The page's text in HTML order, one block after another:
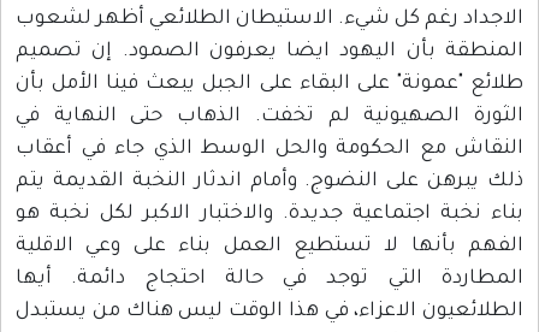
الاجداد رغم كل شيء. الاستيطان الطلائعي أظهر لشعوب
المنطقة بأن اليهود ايضا يعرفون الصمود. إن تصميم
طلائع "عمونة" على البقاء على الجبل يبعث فينا الأمل بأن
الثورة الصهيونية لم تخفت. الذهاب حتى النهاية في
النقاش مع الحكومة والحل الوسط الذي جاء في أعقاب
ذلك يبرهن على النضوج. وأمام اندثار النخبة القديمة يتم
بناء نخبة اجتماعية جديدة. والاختبار الاكبر لكل نخبة هو
الفهم بأنها لا تستطيع العمل بناء على وعي الاقلية
المطاردة التي توجد في حالة احتجاج دائمة. أيها
الطلائعيون الاعزاء، في هذا الوقت ليس هناك من يستبدل